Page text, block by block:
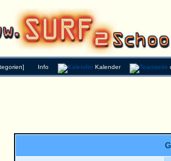
Info Kalender